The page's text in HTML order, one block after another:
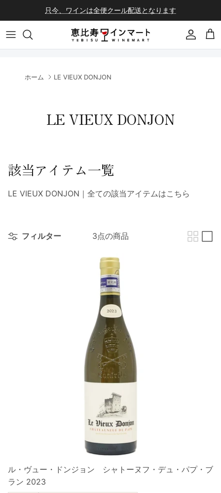
コンテンツへスキップ只今、ワインは全便クール配送となります
会員登
カ
ホーム LE VIEUX DONJON
LE VIEUX DONJON
該当アイテム一覧
LE VIEUX DONJON｜全ての該当アイテムはこちら
フィルター 3点の商品
ル・ヴュー・ドンジョン シャトーヌフ・デュ・パプ・ブ
ラン 2023